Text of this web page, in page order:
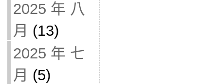
2025 年 八
月 (13)
2025 年 七
月 (5)